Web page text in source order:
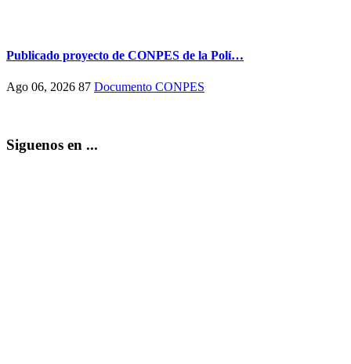
Publicado proyecto de CONPES de la Polí…
Ago 06, 2026 87 Documento CONPES
Siguenos en ...